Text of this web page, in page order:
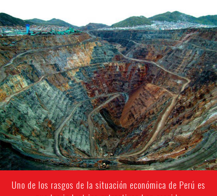
peru-
general-
context.png
Uno de los rasgos de la situación económica de Perú es